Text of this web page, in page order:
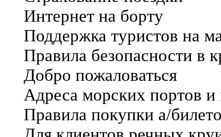
Интернет на борту
Поддержка туристов на
Правила безопасности в
Добро пожаловаться
Адреса морских портов и
Правила покупки а/